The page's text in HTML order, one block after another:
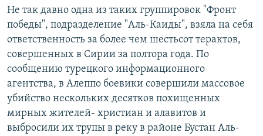
Не так давно одна из таких группировок "Фронт
победы", подразделение "Аль-Каиды", взяла на себя
ответственность за более чем шестьсот терактов,
совершенных в Сирии за полтора года. По
сообщению турецкого информационного
агентства, в Алеппо боевики совершили массовое
убийство нескольких десятков похищенных
мирных жителей- христиан и алавитов и
выбросили их трупы в реку в районе Бустан Аль-